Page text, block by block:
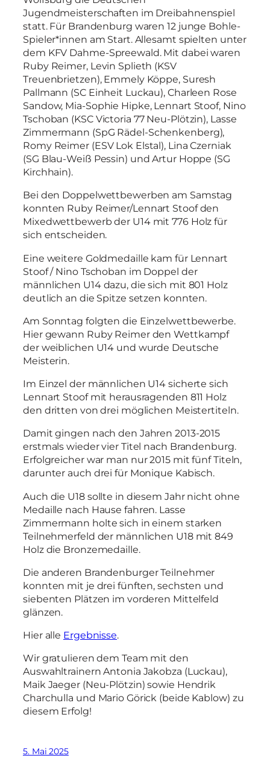
Jugendmeisterschaften im Dreibahnenspiel
statt. Für Brandenburg waren 12 junge Bohle-
Spieler*innen am Start. Allesamt spielten unter
dem KFV Dahme-Spreewald. Mit dabei waren
Ruby Reimer, Levin Splieth (KSV
Treuenbrietzen), Emmely Köppe, Suresh
Pallmann (SC Einheit Luckau), Charleen Rose
Sandow, Mia-Sophie Hipke, Lennart Stoof, Nino
Tschoban (KSC Victoria 77 Neu-Plötzin), Lasse
Zimmermann (SpG Rädel-Schenkenberg),
Romy Reimer (ESV Lok Elstal), Lina Czerniak
(SG Blau-Weiß Pessin) und Artur Hoppe (SG
Kirchhain).
Bei den Doppelwettbewerben am Samstag
konnten Ruby Reimer/Lennart Stoof den
Mixedwettbewerb der U14 mit 776 Holz für
sich entscheiden.
Eine weitere Goldmedaille kam für Lennart
Stoof / Nino Tschoban im Doppel der
männlichen U14 dazu, die sich mit 801 Holz
deutlich an die Spitze setzen konnten.
Am Sonntag folgten die Einzelwettbewerbe.
Hier gewann Ruby Reimer den Wettkampf
der weiblichen U14 und wurde Deutsche
Meisterin.
Im Einzel der männlichen U14 sicherte sich
Lennart Stoof mit herausragenden 811 Holz
den dritten von drei möglichen Meistertiteln.
Damit gingen nach den Jahren 2013-2015
erstmals wieder vier Titel nach Brandenburg.
Erfolgreicher war man nur 2015 mit fünf Titeln,
darunter auch drei für Monique Kabisch.
Auch die U18 sollte in diesem Jahr nicht ohne
Medaille nach Hause fahren. Lasse
Zimmermann holte sich in einem starken
Teilnehmerfeld der männlichen U18 mit 849
Holz die Bronzemedaille.
Die anderen Brandenburger Teilnehmer
konnten mit je drei fünften, sechsten und
siebenten Plätzen im vorderen Mittelfeld
glänzen.
Hier alle Ergebnisse.
Wir gratulieren dem Team mit den
Auswahltrainern Antonia Jakobza (Luckau),
Maik Jaeger (Neu-Plötzin) sowie Hendrik
Charchulla und Mario Görick (beide Kablow) zu
diesem Erfolg!
5. Mai 2025